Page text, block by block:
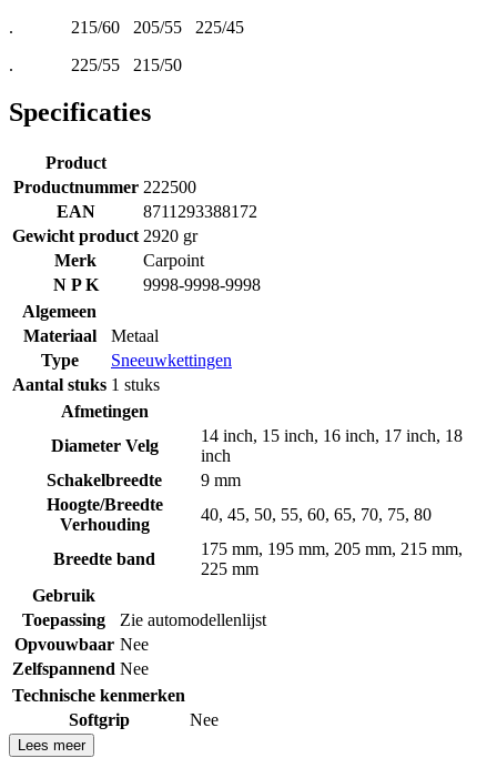
. 215/60 205/55 225/45
. 225/55 215/50
Specificaties
Product
Productnummer 222500
EAN
8711293388172
Gewicht product 2920 gr
Merk
Carpoint
N P K
9998-9998-9998
Algemeen
Materiaal
Metaal
Type
Sneeuwkettingen
Aantal stuks 1 stuks
Afmetingen
Diameter Velg
14 inch, 15 inch, 16 inch, 17 inch, 18
inch
Schakelbreedte
9 mm
Hoogte/Breedte
Verhouding
40, 45, 50, 55, 60, 65, 70, 75, 80
Breedte band
175 mm, 195 mm, 205 mm, 215 mm,
225 mm
Gebruik
Toepassing
Zie automodellenlijst
Opvouwbaar Nee
Zelfspannend Nee
Technische kenmerken
Softgrip
Nee
Lees meer